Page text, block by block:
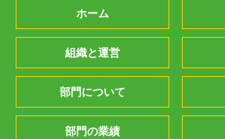
ホーム
組織と運営
部門について
部門の業績